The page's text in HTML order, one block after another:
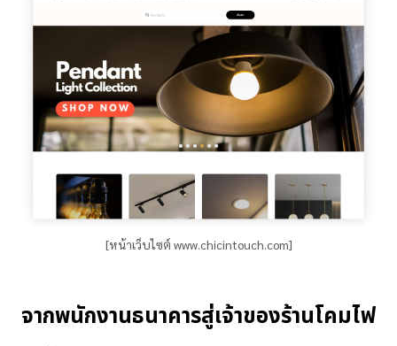
[หน้าเว็บไซต์ www.chicintouch.com]
จากพนักงานธนาคารสู่เจ้าของร้านโคมไฟ